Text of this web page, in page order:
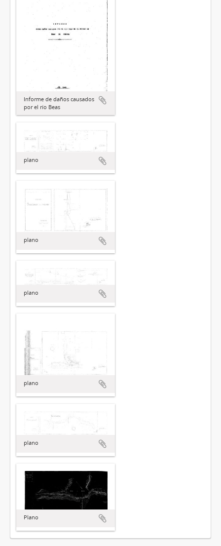
Informe de daños causados
por el río Beas
plano
plano
plano
plano
plano
Plano